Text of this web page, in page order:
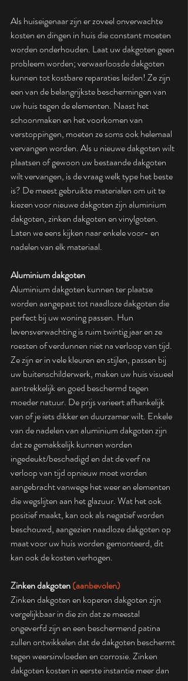
Als huiseigenaar zijn er zoveel onverwachte
kosten en dingen in huis die constant moeten
worden onderhouden. Laat uw dakgoten geen
probleem worden; verwaarloosde dakgoten
kunnen tot kostbare reparaties leiden! Ze zijn
een van de belangrijkste beschermingen van
uw huis tegen de elementen. Naast het
schoonmaken en het voorkomen van
verstoppingen, moeten ze soms ook helemaal
vervangen worden. Als u nieuwe dakgoten wilt
plaatsen of gewoon uw bestaande dakgoten
wilt vervangen, is de vraag welk type het beste
is? De meest gebruikte materialen om uit te
kiezen voor nieuwe dakgoten zijn aluminium
dakgoten, zinken dakgoten en vinylgoten.
Laten we eens kijken naar enkele voor- en
nadelen van elk materiaal.
Aluminium dakgoten
Aluminium dakgoten kunnen ter plaatse
worden aangepast tot naadloze dakgoten die
perfect bij uw woning passen. Hun
levensverwachting is ruim twintig jaar en ze
roesten of verdunnen niet na verloop van tijd.
Ze zijn er in vele kleuren en stijlen, passen bij
uw buitenschilderwerk, maken uw huis visueel
aantrekkelijk en goed beschermd tegen
moeder natuur. De prijs varieert afhankelijk
van of je iets dikker en duurzamer wilt. Enkele
van de nadelen van aluminium dakgoten zijn
dat ze gemakkelijk kunnen worden
ingedeukt/beschadigd en dat de verf na
verloop van tijd opnieuw moet worden
aangebracht vanwege het weer en elementen
die wegslijten aan het glazuur. Wat het ook
positief maakt, kan ook als negatief worden
beschouwd, aangezien naadloze dakgoten op
maat voor uw huis worden gemonteerd, dit
kan ook de kosten verhogen.
Zinken dakgoten (aanbevolen)
Zinken dakgoten en koperen dakgoten zijn
vergelijkbaar in die zin dat ze meestal
ongeverfd zijn en een beschermend patina
zullen ontwikkelen dat de dakgoten beschermt
tegen weersinvloeden en corrosie. Zinken
dakgoten kosten in eerste instantie meer dan